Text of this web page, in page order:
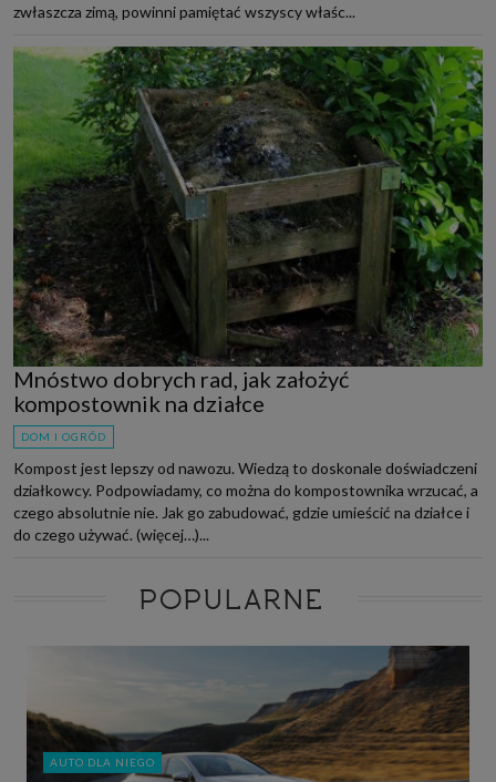
zwłaszcza zimą, powinni pamiętać wszyscy właśc...
Mnóstwo dobrych rad, jak założyć
kompostownik na działce
DOM I OGRÓD
Kompost jest lepszy od nawozu. Wiedzą to doskonale doświadczeni
działkowcy. Podpowiadamy, co można do kompostownika wrzucać, a
czego absolutnie nie. Jak go zabudować, gdzie umieścić na działce i
do czego używać. (więcej…)...
POPULARNE
AUTO DLA NIEGO